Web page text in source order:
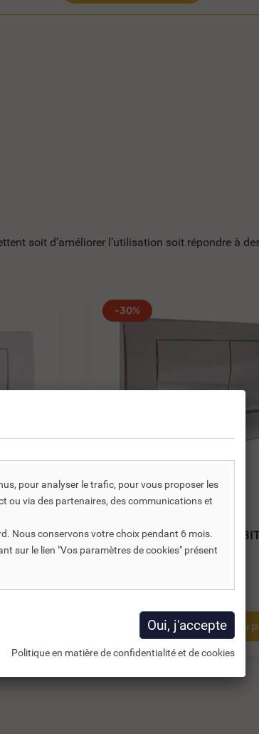
soit d’améliorer l’utilisation soit répondre à
-30%
REF DNC :410047
REGIPLAST DOUBLE
43,71 €HT
Ajouter au
pour analyser le trafic, pour vous proposer les
ou via des partenaires, des communications et
Nous conservons votre choix pendant 6 mois.
sur le lien "Vos paramètres de cookies" présent
Politique en matière de confidentialité et de cookies